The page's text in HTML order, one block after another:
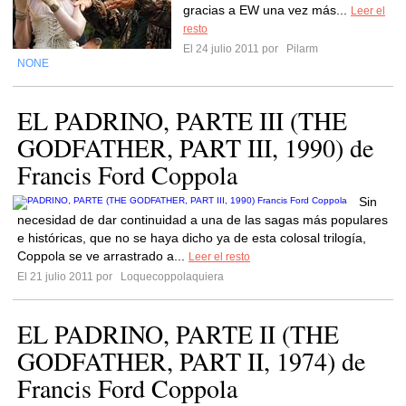
gracias a EW una vez más...
Leer el
resto
El 24 julio 2011 por
Pilarm
NONE
EL PADRINO, PARTE III (THE
GODFATHER, PART III, 1990) de
Francis Ford Coppola
Sin
necesidad de dar continuidad a una de las sagas más populares
e históricas, que no se haya dicho ya de esta colosal trilogía,
Coppola se ve arrastrado a...
Leer el resto
El 21 julio 2011 por
Loquecoppolaquiera
EL PADRINO, PARTE II (THE
GODFATHER, PART II, 1974) de
Francis Ford Coppola